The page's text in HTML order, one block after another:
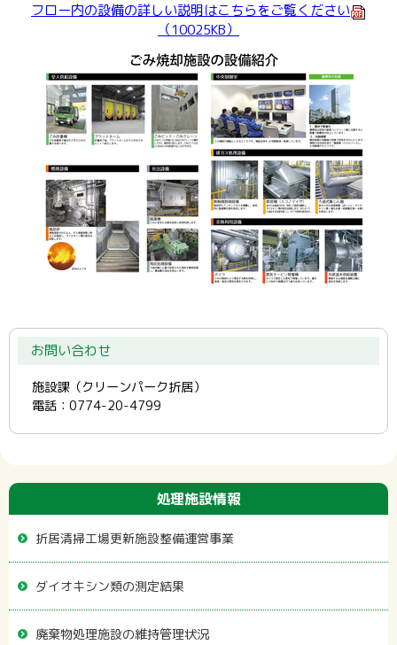
フロー内の設備の詳しい説明はこちらをご覧ください
（10025KB）
お問い合わせ
施設課（クリーンパーク折居）
電話：0774-20-4799
処理施設情報
折居清掃工­場更新施設­整備運営事­業
ダイオキシン類の測定結果
廃棄物処理施設の維持管理状況